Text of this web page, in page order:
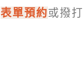
表單預約或撥打